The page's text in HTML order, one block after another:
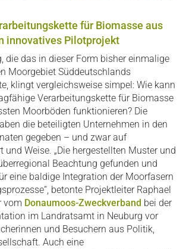
für Biomasse aus
innovatives Pilotprojekt
die das in dieser Form bisher einmalige
Moorgebiet Süddeutschlands
klingt vergleichsweise simpel: Wie kann
Verarbeitungskette für Biomasse
Moorböden funktionieren? Die
die beteiligten Unternehmen in den
gegeben – und zwar auf
und Weise. „Die hergestellten Muster und
Beachtung gefunden und
eine baldige Integration der Moorfasern
betonte Projektleiter Raphael
vom Donaumoos-Zweckverband bei der
im Landratsamt in Neuburg vor
und Besuchern aus Politik,
Auch eine